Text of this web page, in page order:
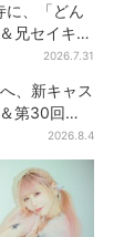
に、「どん
兄セイキン
2026.7.31
、新キャス
第30回あ
2026.8.4